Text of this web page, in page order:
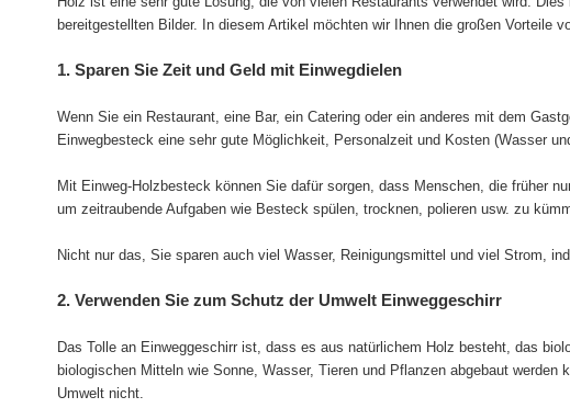
bereitgestellten Bilder. In diesem Artikel möchten wir Ihnen die großen Vorteile
1. Sparen Sie Zeit und Geld mit Einwegdielen
Wenn Sie ein Restaurant, eine Bar, ein Catering oder ein anderes mit dem
Einwegbesteck eine sehr gute Möglichkeit, Personalzeit und Kosten (Wasser
Mit Einweg-Holzbesteck können Sie dafür sorgen, dass Menschen, die früher
um zeitraubende Aufgaben wie Besteck spülen, trocknen, polieren usw. zu
Nicht nur das, Sie sparen auch viel Wasser, Reinigungsmittel und viel Strom,
2. Verwenden Sie zum Schutz der Umwelt Einweggeschirr
Das Tolle an Einweggeschirr ist, dass es aus natürlichem Holz besteht, das
biologischen Mitteln wie Sonne, Wasser, Tieren und Pflanzen abgebaut
Umwelt nicht.